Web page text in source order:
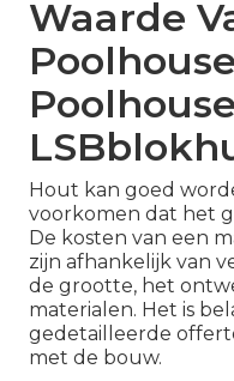
Waarde
Hout kan goed
voorkomen dat het
De kosten van een
zijn afhankelijk van
de grootte, het
materialen. Het is
gedetailleerde
met de bouw.